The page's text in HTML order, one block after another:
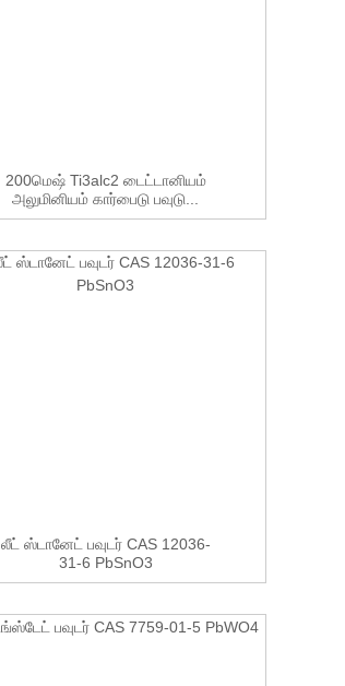
200மெஷ் Ti3alc2 டைட்டானியம்
அலுமினியம் கார்பைடு பவுடு...
லீட் ஸ்டானேட் பவுடர் CAS 12036-
31-6 PbSnO3